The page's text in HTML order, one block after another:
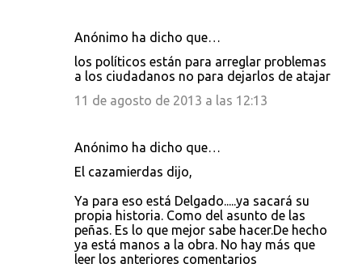
Anónimo ha dicho que…
los políticos están para arreglar problemas
a los ciudadanos no para dejarlos de atajar
11 de agosto de 2013 a las 12:13
Anónimo ha dicho que…
El cazamierdas dijo,
Ya para eso está Delgado.....ya sacará su
propia historia. Como del asunto de las
peñas. Es lo que mejor sabe hacer.De hecho
ya está manos a la obra. No hay más que
leer los anteriores comentarios